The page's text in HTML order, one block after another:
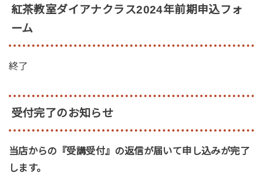
紅茶教室ダイアナクラス2024年前期申込フォ
ーム
終了
受付完了のお知らせ
当店からの『受講受付』の返信が届いて申し込みが完了
します。